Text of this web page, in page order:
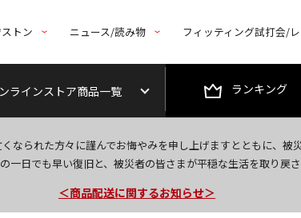
トン ニュース/読み物 フィッティング試打会/
ラインストア商品一覧 ランキング
なられた方々に謹んでお悔やみを申し上げますとともに、被
一日でも早い復旧と、被災者の皆さまが平穏な生活を取り戻
今なら新規会員登録で1,000円OFFクーポンプ
＜商品配送に関するお知らせ＞
＜夏季休暇中のご注文・発送・お問い合わせ＞